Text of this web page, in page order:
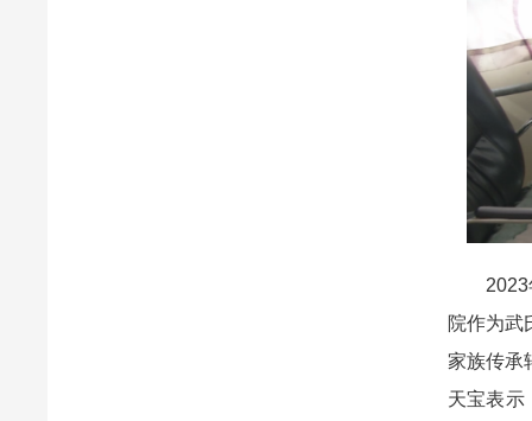
2023年
院作为武
家族传承
天宝表示